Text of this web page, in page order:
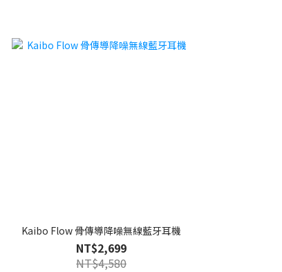
Kaibo Flow 骨傳導降噪無線藍牙耳機
NT$2,699
NT$4,580